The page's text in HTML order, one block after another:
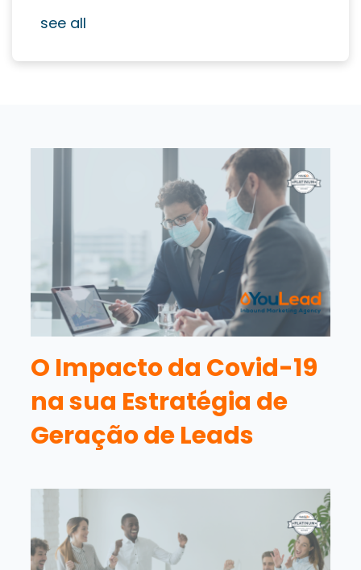
see all
O Impacto da Covid-19
na sua Estratégia de
Geração de Leads